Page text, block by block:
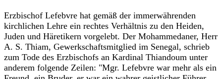
Erzbischof Lefebvre hat gemäß der immerwährenden
kirchlichen Lehre ein rechtes Verhältnis zu den Heiden,
Juden und Häretikern vorgelebt. Der Mohammedaner, Herr
A. S. Thiam, Gewerkschaftsmitglied im Senegal, schrieb
zum Tode des Erzbischofs an Kardinal Thiandoum unter
anderem folgende Zeilen: "Mgr. Lefebvre war mehr als ein